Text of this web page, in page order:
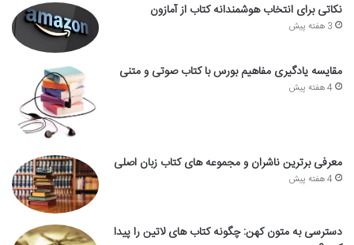
نکاتی برای انتخاب هوشمندانه کتاب از آمازون
3 هفته پیش
مقایسه یادگیری مفاهیم بورس با کتاب صوتی و متنی
4 هفته پیش
معرفی برترین ناشران و مجموعه های کتاب زبان اصلی
4 هفته پیش
دسترسی به متون کهن: چگونه کتاب های لاتین را پیدا